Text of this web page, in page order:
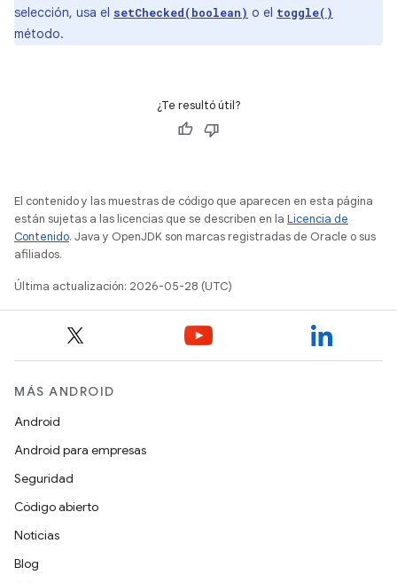
selección, usa el setChecked(boolean) o el toggle()
método.
¿Te resultó útil?
El contenido y las muestras de código que aparecen en esta página
están sujetas a las licencias que se describen en la Licencia de
Contenido. Java y OpenJDK son marcas registradas de Oracle o sus
afiliados.
Última actualización: 2026-05-28 (UTC)
MÁS ANDROID
Android
Android para empresas
Seguridad
Código abierto
Noticias
Blog